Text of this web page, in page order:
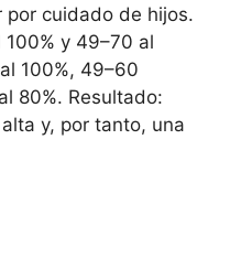
cuidado de hijos.
100% y 49–70 al
100%, 49–60
80%. Resultado:
y, por tanto, una